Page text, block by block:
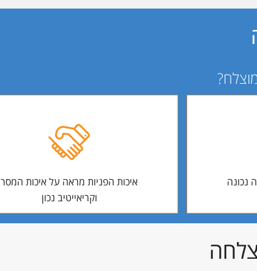
נכונה
איכות הפניות מראה על איכות המסר
וקריאייטיב נכון